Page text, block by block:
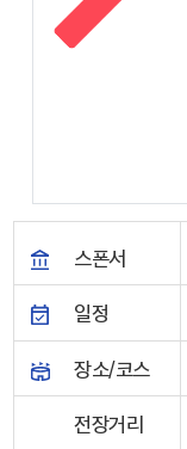
스폰서
일정
장소/코스
전장거리